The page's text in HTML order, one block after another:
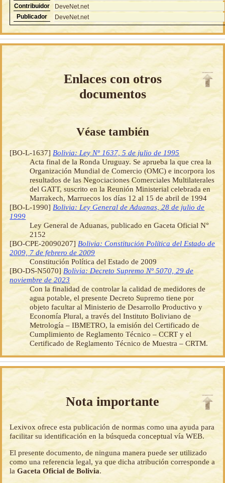
Contribuidor
DeveNet.net
Publicador
DeveNet.net
Enlaces con otros
documentos
Véase también
[BO-L-1637] Bolivia: Ley Nº 1637, 5 de julio de 1995
Acta final de la Ronda Uruguay. Se aprueba la que crea la
Organización Mundial de Comercio (OMC) e incorpora los
resultados de las Negociaciones Comerciales Multilaterales
del GATT, suscrito en la Reunión Ministerial celebrada en
Marrakech, Marruecos los días 12 al 15 de abril de 1994
[BO-L-1990] Bolivia: Ley General de Aduanas, 28 de julio de
1999
Ley General de Aduanas, publicado en Gaceta Oficial N°
2152
[BO-CPE-20090207] Bolivia: Constitución Política del Estado de
2009, 7 de febrero de 2009
Constitución Política del Estado de 2009
[BO-DS-N5070]Bolivia: Decreto Supremo Nº 5070, 29 de
noviembre de 2023
Con la finalidad de controlar la calidad de medidores de
agua potable, el presente Decreto Supremo tiene por
objeto facultar al Ministerio de Desarrollo Productivo y
Economía Plural, a través del Instituto Boliviano de
Metrología – IBMETRO, la emisión del Certificado de
Cumplimiento de Reglamento Técnico – CCRT y el
Certificado de Reglamento Técnico de Muestra – CRTM.
Nota importante
Lexivox ofrece esta publicación de normas como una ayuda para
facilitar su identificación en la búsqueda conceptual vía WEB.
El presente documento, de ninguna manera puede ser utilizado
como una referencia legal, ya que dicha atribución corresponde a
laGaceta Oficial de Bolivia.